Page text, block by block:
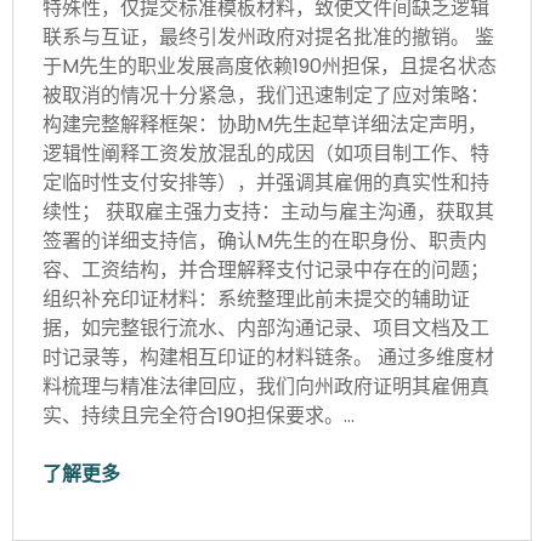
特殊性，仅提交标准模板材料，致使文件间缺乏逻辑
联系与互证，最终引发州政府对提名批准的撤销。 鉴
于M先生的职业发展高度依赖190州担保，且提名状态
被取消的情况十分紧急，我们迅速制定了应对策略：
构建完整解释框架：协助M先生起草详细法定声明，
逻辑性阐释工资发放混乱的成因（如项目制工作、特
定临时性支付安排等），并强调其雇佣的真实性和持
续性； 获取雇主强力支持：主动与雇主沟通，获取其
签署的详细支持信，确认M先生的在职身份、职责内
容、工资结构，并合理解释支付记录中存在的问题；
组织补充印证材料：系统整理此前未提交的辅助证
据，如完整银行流水、内部沟通记录、项目文档及工
时记录等，构建相互印证的材料链条。 通过多维度材
料梳理与精准法律回应，我们向州政府证明其雇佣真
实、持续且完全符合190担保要求。…
了解更多